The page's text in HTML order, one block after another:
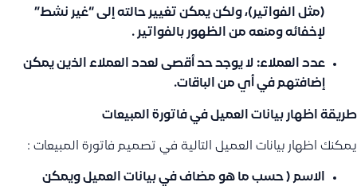
(مثل الفواتير)، ولكن يمكن تغيير حالته إلى “غير نشط”
لإخفائه ومنعه من الظهور بالفواتير .
عدد العملاء: لا يوجد حد أقصى لعدد العملاء الذين يمكن
إضافتهم في أي من الباقات.
طريقة اظهار بيانات العميل في فاتورة المبيعات
يمكنك اظهار بيانات العميل التالية في تصميم فاتورة المبيعات :
الاسم ( حسب ما هو مضاف في بيانات العميل ويمكن